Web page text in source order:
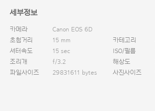
세부정보
카메라
Canon EOS 6D
초첨거리
15 mm 카테고리
셔터속도
15 sec ISO/필름
조리개
f/3.2 해상도
파일사이즈
29831611 bytes 사진사이즈